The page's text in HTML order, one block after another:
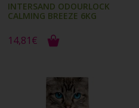
INTERSAND ODOURLOCK
CALMING BREEZE 6KG
14,81€